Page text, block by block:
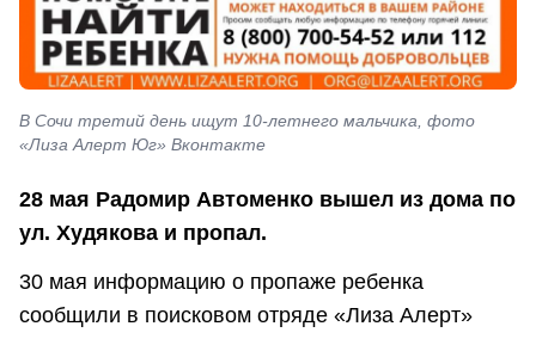
В Сочи третий день ищут 10-летнего мальчика, фото
«Лиза Алерт Юг» Вконтакте
28 мая Радомир Автоменко вышел из дома по
ул. Худякова и пропал.
30 мая информацию о пропаже ребенка
сообщили в поисковом отряде «Лиза Алерт»